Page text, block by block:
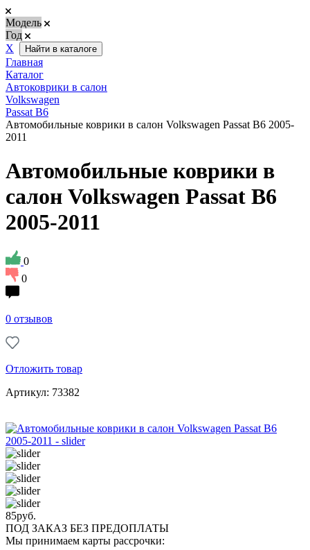
Модель
Год
Х
Найти в каталоге
Главная
Каталог
Автоковрики в салон
Volkswagen
Passat B6
Автомобильные коврики в салон Volkswagen Passat B6 2005-
2011
Автомобильные коврики в
салон Volkswagen Passat B6
2005-2011
0
0
0 отзывов
Отложить товар
Артикул: 73382
85руб.
ПОД ЗАКАЗ БЕЗ ПРЕДОПЛАТЫ
Мы принимаем карты рассрочки: